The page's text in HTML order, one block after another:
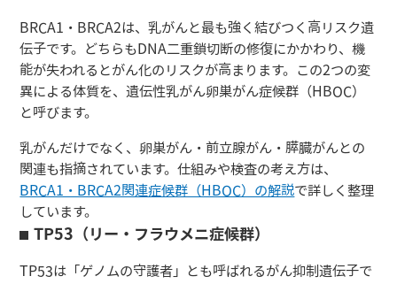
BRCA1・BRCA2は、乳がんと最も強く結びつく高リスク遺
伝子です。どちらもDNA二重鎖切断の修復にかかわり、機
能が失われるとがん化のリスクが高まります。この2つの変
異による体質を、遺伝性乳がん卵巣がん症候群（HBOC）
と呼びます。
乳がんだけでなく、卵巣がん・前立腺がん・膵臓がんとの
関連も指摘されています。仕組みや検査の考え方は、
BRCA1・BRCA2関連症候群（HBOC）の解説で詳しく整理
しています。
TP53（リー・フラウメニ症候群）
TP53は「ゲノムの守護者」とも呼ばれるがん抑制遺伝子で